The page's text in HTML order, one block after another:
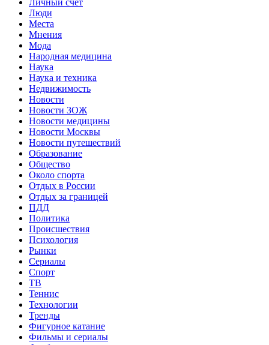
Люди
Места
Мнения
Мода
Народная медицина
Наука
Наука и техника
Недвижимость
Новости
Новости ЗОЖ
Новости медицины
Новости Москвы
Новости путешествий
Образование
Общество
Около спорта
Отдых в России
Отдых за границей
ПДД
Политика
Происшествия
Психология
Рынки
Сериалы
Спорт
ТВ
Теннис
Технологии
Тренды
Фигурное катание
Фильмы и сериалы